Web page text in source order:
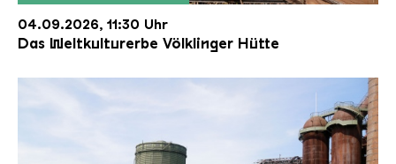
04.09.2026, 11:30 Uhr
Das Weltkulturerbe Völklinger Hütte